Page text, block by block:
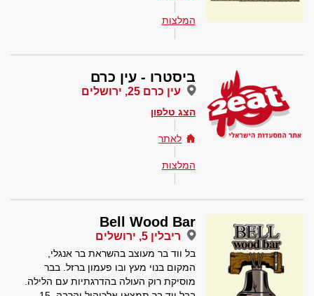
המלצות
ביסטרו - עין כרם
עין כרם 25, ירושלים
הצג טלפון
לאתר
המלצות
Bell Wood Bar
ריבלין 5, ירושלים
בל ווד בר מעוצב בהשראת בר אנגלי,
המקום בנוי מעץ ובו פעמון ברזל. בבר
מוסיקת רוק העולה בהדרגתיות עם הלילה.